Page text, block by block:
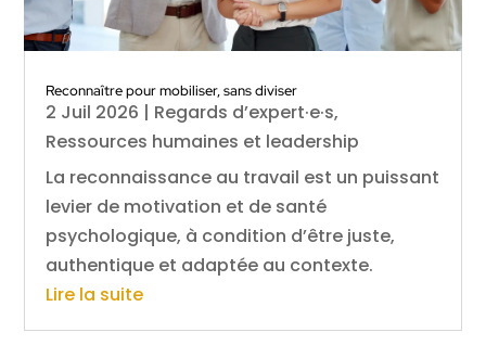
Reconnaître pour mobiliser, sans diviser
2 Juil 2026 | Regards d’expert·e·s,
Ressources humaines et leadership
La reconnaissance au travail est un puissant
levier de motivation et de santé
psychologique, à condition d’être juste,
authentique et adaptée au contexte.
Lire la suite